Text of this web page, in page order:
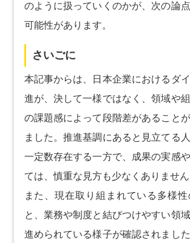
のように扱っていくのかが、次の論
可能性があります。
さいごに
本記事からは、日本企業におけるダ
進が、決して一様ではなく、領域や
の課題感によって段階差があること
ました。推進基調にあると見立てる
一定数存在する一方で、成果の実感
ては、慎重な見方も少なくありません
また、現在取り組まれている多様
と、業務や制度と結びつけやすい領
進められている様子が確認されまし